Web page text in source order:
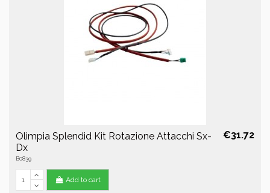
Olimpia Splendid Kit Rotazione Attacchi Sx-
Dx
B0839
€31.72
Add to cart